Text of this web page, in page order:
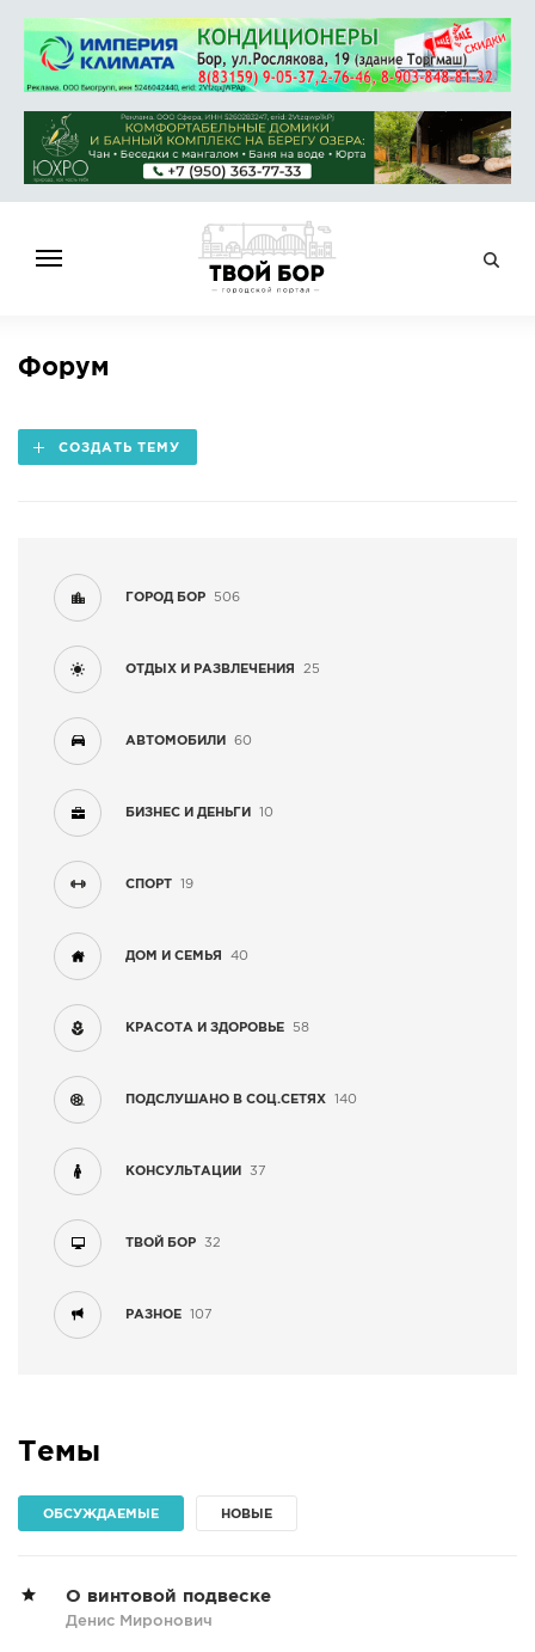
ОБЪЯВЛЕНИЯ
КАМЕРЫ
СТАТЬИ
Форум
СОЗДАТЬ ТЕМУ
ГОРОД БОР 506
ОТДЫХ И РАЗВЛЕЧЕНИЯ 25
АВТОМОБИЛИ 60
БИЗНЕС И ДЕНЬГИ 10
СПОРТ 19
ДОМ И СЕМЬЯ 40
КРАСОТА И ЗДОРОВЬЕ 58
ПОДСЛУШАНО В СОЦ.СЕТЯХ 140
КОНСУЛЬТАЦИИ 37
ТВОЙ БОР 32
РАЗНОЕ 107
Темы
ОБСУЖДАЕМЫЕ НОВЫЕ
О винтовой подвеске
Денис Миронович